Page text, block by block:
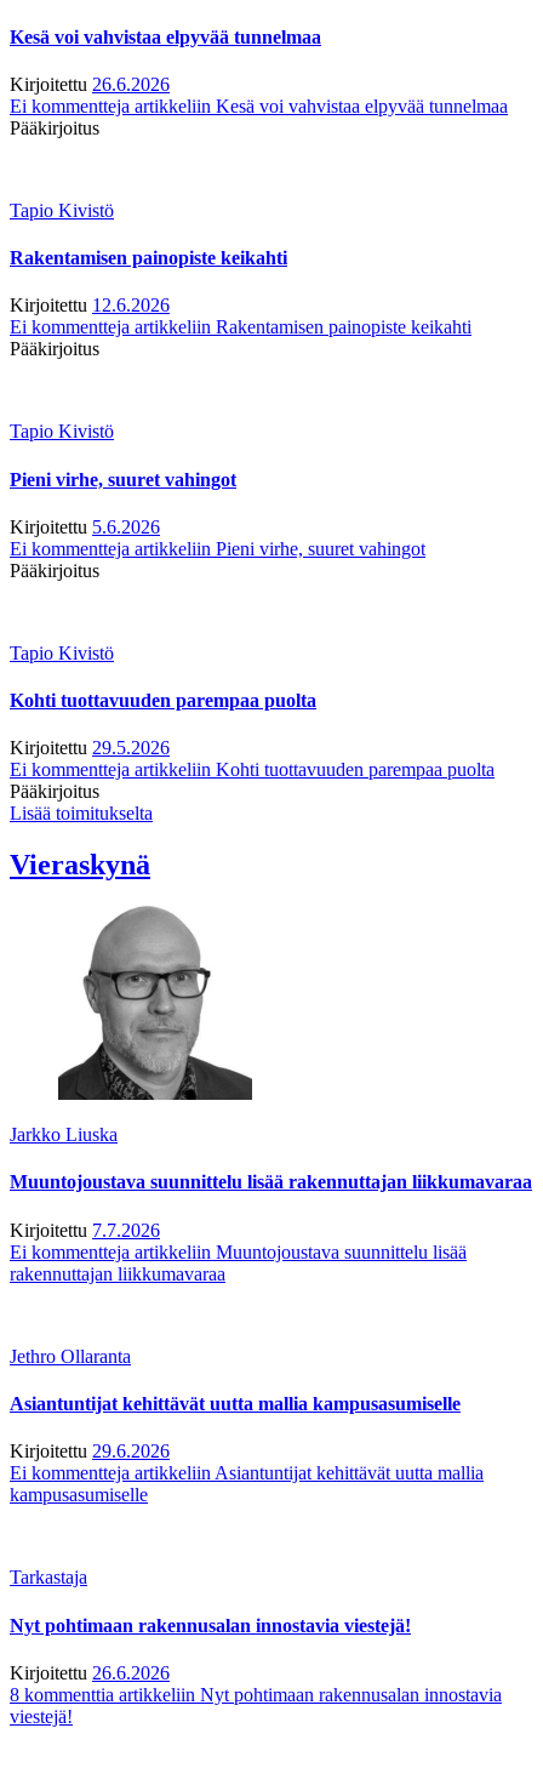
Kesä voi vahvistaa elpyvää tunnelmaa
Kirjoitettu 26.6.2026
Ei kommentteja artikkeliin Kesä voi vahvistaa elpyvää tunnelmaa
Pääkirjoitus
Tapio Kivistö
Rakentamisen painopiste keikahti
Kirjoitettu 12.6.2026
Ei kommentteja artikkeliin Rakentamisen painopiste keikahti
Pääkirjoitus
Tapio Kivistö
Pieni virhe, suuret vahingot
Kirjoitettu 5.6.2026
Ei kommentteja artikkeliin Pieni virhe, suuret vahingot
Pääkirjoitus
Tapio Kivistö
Kohti tuottavuuden parempaa puolta
Kirjoitettu 29.5.2026
Ei kommentteja artikkeliin Kohti tuottavuuden parempaa puolta
Pääkirjoitus
Lisää toimitukselta
Vieraskynä
Jarkko Liuska
Muuntojoustava suunnittelu lisää rakennuttajan liikkumavaraa
Kirjoitettu 7.7.2026
Ei kommentteja artikkeliin Muuntojoustava suunnittelu lisää
rakennuttajan liikkumavaraa
Jethro Ollaranta
Asiantuntijat kehittävät uutta mallia kampusasumiselle
Kirjoitettu 29.6.2026
Ei kommentteja artikkeliin Asiantuntijat kehittävät uutta mallia
kampusasumiselle
Tarkastaja
Nyt pohtimaan rakennusalan innostavia viestejä!
Kirjoitettu 26.6.2026
8 kommenttia artikkeliin Nyt pohtimaan rakennusalan innostavia
viestejä!